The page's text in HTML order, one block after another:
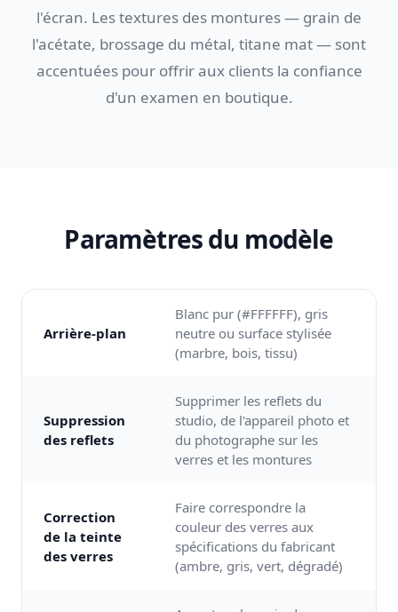
l'écran. Les textures des montures — grain de
l'acétate, brossage du métal, titane mat — sont
accentuées pour offrir aux clients la confiance
d'un examen en boutique.
Paramètres du modèle
Arrière-plan
Blanc pur (#FFFFFF), gris
neutre ou surface stylisée
(marbre, bois, tissu)
Suppression
des reflets
Supprimer les reflets du
studio, de l'appareil photo et
du photographe sur les
verres et les montures
Correction
de la teinte
des verres
Faire correspondre la
couleur des verres aux
spécifications du fabricant
(ambre, gris, vert, dégradé)